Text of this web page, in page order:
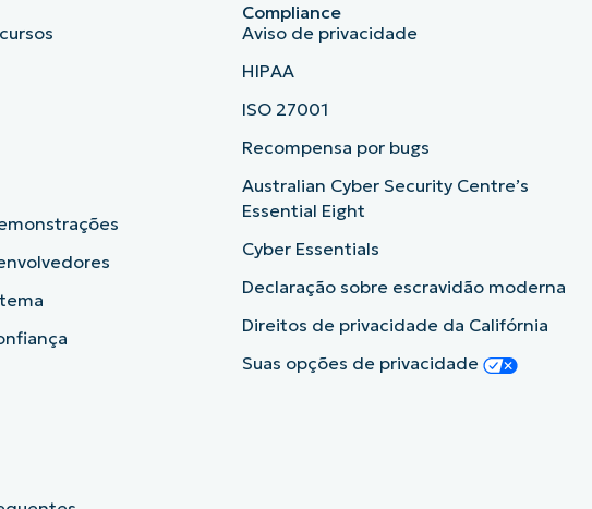
Compliance
Aviso de privacidade
HIPAA
ISO 27001
Recompensa por bugs
Australian Cyber Security Centre’s
Essential Eight
Cyber Essentials
Declaração sobre escravidão moderna
Direitos de privacidade da Califórnia
Suas opções de privacidade